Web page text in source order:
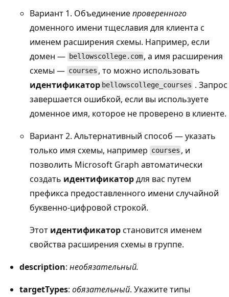
Вариант 1. Объединениепроверенного
доменного имени тщеславия для клиента с
именем расширения схемы. Например, если
домен — bellowscollege.com , а имя расширения
схемы — courses , то можно использовать
идентификатор bellowscollege_courses . Запрос
завершается ошибкой, если вы используете
доменное имя, которое не проверено в клиенте.
Вариант 2. Альтернативный способ — указать
только имя схемы, например courses , и
позволить Microsoft Graph автоматически
создать идентификатордля вас путем
префикса предоставленного имени случайной
буквенно-цифровой строкой.
Этот идентификаторстановится именем
свойства расширения схемы в группе.
description: необязательный.
targetTypes: обязательный. Укажите типы